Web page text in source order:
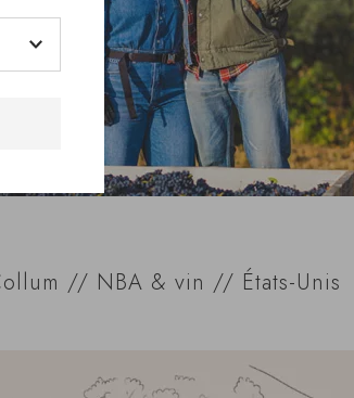
// NBA & vin // États-Unis